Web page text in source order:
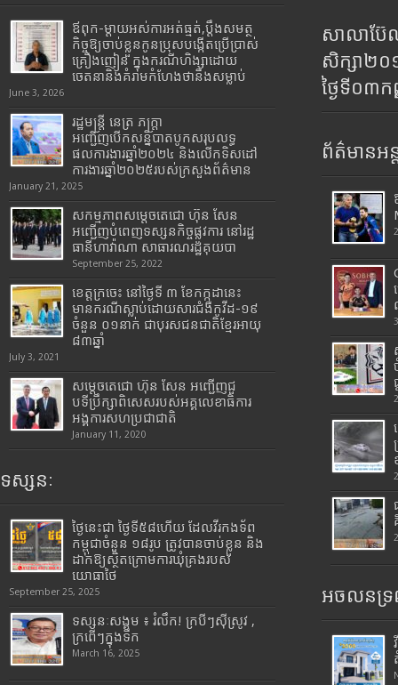
ឪពុក-ម្ដាយអស់ការអត់ធ្មត់,ប្ដឹងសមត្ថ
កិច្ចឱ្យចាប់ខ្លួនកូនប្រុសបង្កើតប្រើប្រាស់
គ្រឿងញៀន ក្នុងករណីហិង្សាដោយ
ចេតនានិងគំរាមកំហែងថានឹងសម្លាប់
June 3, 2026
រដ្ឋមន្រ្តី​ នេត្រ​ ភក្ត្រា​
អញ្ជើញបើកសន្និបាតបូកសរុបលទ្ធ
ផលការងារឆ្នាំ២០២៤ និងលើកទិសដៅ
ការងារឆ្នាំ២០២៥របស់​ក្រសួង​ព័ត៌មាន​
January 21, 2025
សកម្មភាពសម្តេចតេជោ ហ៊ុន សែន
អញ្ជើញបំពេញទស្សនកិច្ចផ្លូវការ នៅរដ្ឋ
ធានីហាវ៉ាណា សាធារណរដ្ឋគុយបា
September 25, 2022
ខេត្តក្រចេះ នៅថ្ងៃទី ៣ ខែកក្កដានេះ
មានករណីស្លាប់ដោយសារជំងឺកូវីដ-១៩
ចំនួន ០១នាក់ ជាបុរសជនជាតិខ្មែរអាយុ
៨៣ឆ្នាំ
July 3, 2021
សម្តេចតេជោ ហ៊ុន សែន អញ្ជើញជួ
បទីប្រឹក្សាពិសេសរបស់អគ្គលេខាធិការ
អង្គការសហប្រជាជាតិ
January 11, 2020
ទស្សនៈ
ថ្ងៃនេះជា ថ្ងៃទី៥៨ហើយ ដែលវីរកងទ័ព
កម្ពុជាចំនួន ១៨រូប ត្រូវបានចាប់ខ្លួន និង
ដាក់ឱ្យស្ថិតក្រោមការឃុំគ្រងរបស់
យោធាថៃ
September 25, 2025
ទស្សនៈសង្គម ៖ រំលឹក! ក្របីៗស៊ីស្រូវ ,
ក្រពើៗក្នុងទឹក
March 16, 2025
សាលាប៊ែ
សិក្សា២
ថ្ងៃទី០៣
ព័ត៌មានអន្
អចលនទ្រ